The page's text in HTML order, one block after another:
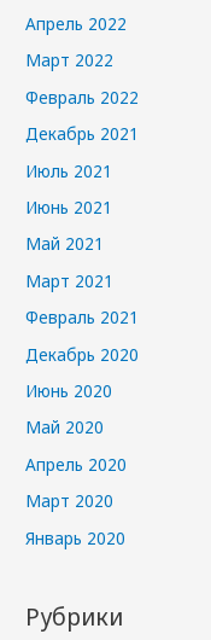
Апрель 2022
Март 2022
Февраль 2022
Декабрь 2021
Июль 2021
Июнь 2021
Май 2021
Март 2021
Февраль 2021
Декабрь 2020
Июнь 2020
Май 2020
Апрель 2020
Март 2020
Январь 2020
Рубрики